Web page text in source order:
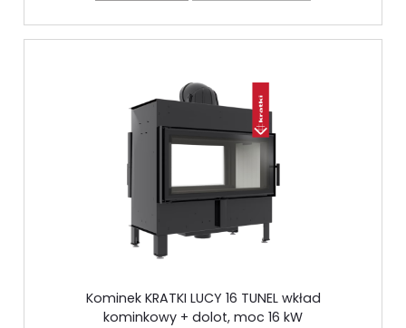
Kominek KRATKI LUCY 16 TUNEL wkład
kominkowy + dolot, moc 16 kW